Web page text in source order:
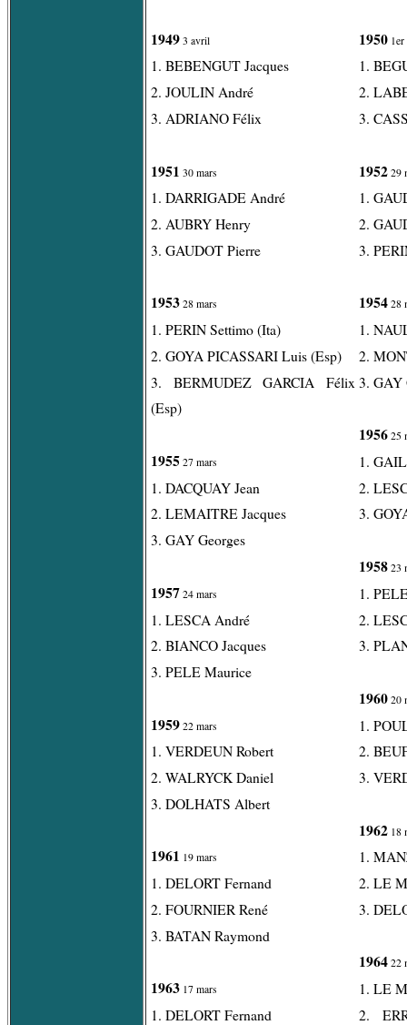
1949 3 avril
1. BEBENGUT Jacques
2. JOULIN André
3. ADRIANO Félix
1951 30 mars
1. DARRIGADE André
2. AUBRY Henry
3. GAUDOT Pierre
1953 28 mars
1. PERIN Settimo (Ita)
2. GOYA PICASSARI Luis (Esp)
3. BERMUDEZ GARCIA Félix
(Esp)
1955 27 mars
1. DACQUAY Jean
2. LEMAITRE Jacques
3. GAY Georges
1957 24 mars
1. LESCA André
2. BIANCO Jacques
3. PELE Maurice
1959 22 mars
1. VERDEUN Robert
2. WALRYCK Daniel
3. DOLHATS Albert
1961 19 mars
1. DELORT Fernand
2. FOURNIER René
3. BATAN Raymond
1963 17 mars
1. DELORT Fernand
1950
1.
2.
3.
1952 29
1.
2.
3.
1954 28
1.
2.
3. GAY
1956 25
1.
2.
3.
1958 23
1.
2.
3.
1960 20
1.
2.
3.
1962 18
1.
2. LE
3.
1964 22
1. LE
2.